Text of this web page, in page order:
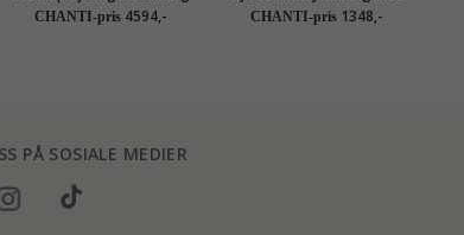
i 14 karat gull - Amoré
CHANTI-pris 4594,-
halskjede i forgylt sølv
CHANTI-pris 1348,-
PÅ SOSIALE MEDIER